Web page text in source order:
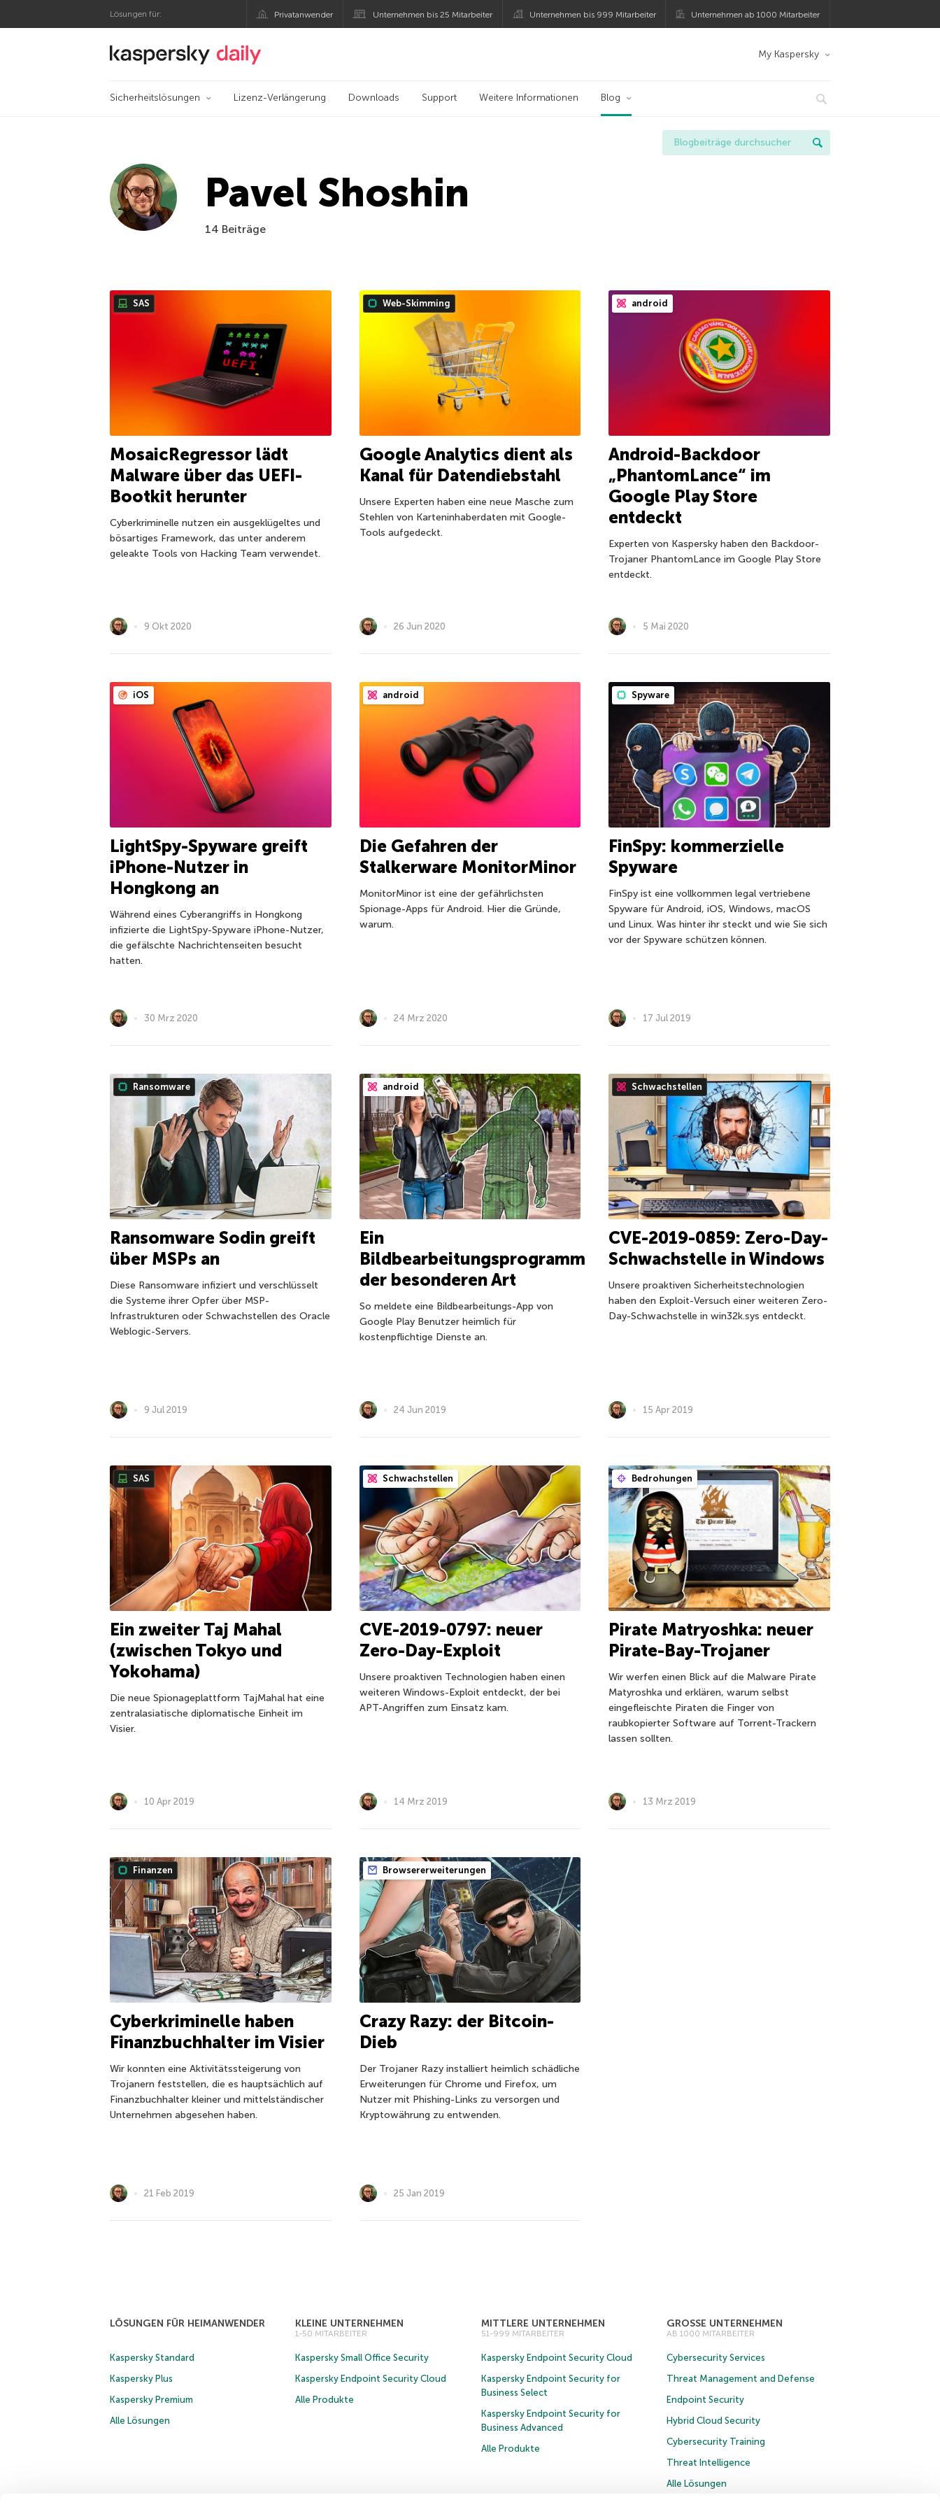
Lösungen für: Privatanwender Unternehmen bis 25 Mitarbeiter Unternehmen bis 999 Mitarbeiter Unternehmen ab 1000 Mitarbeiter
Offizieller Blog von Kaspersky My Kaspersky
Sicherheitslösungen Lizenz-Verlängerung Downloads Support Weitere Informationen Blog
Pavel Shoshin
14 Beiträge
SAS
MosaicRegressor lädt
Malware über das UEFI-
Bootkit herunter
Cyberkriminelle nutzen ein ausgeklügeltes und
bösartiges Framework, das unter anderem
geleakte Tools von Hacking Team verwendet.
9 Okt 2020
Web-Skimming
Google Analytics dient als
Kanal für Datendiebstahl
Unsere Experten haben eine neue Masche zum
Stehlen von Karteninhaberdaten mit Google-
Tools aufgedeckt.
26 Jun 2020
android
Android-Backdoor
„PhantomLance“ im
Google Play Store
entdeckt
Experten von Kaspersky haben den Backdoor-
Trojaner PhantomLance im Google Play Store
entdeckt.
5 Mai 2020
iOS
LightSpy-Spyware greift
iPhone-Nutzer in
Hongkong an
Während eines Cyberangriffs in Hongkong
infizierte die LightSpy-Spyware iPhone-Nutzer,
die gefälschte Nachrichtenseiten besucht
hatten.
30 Mrz 2020
android
Die Gefahren der
Stalkerware MonitorMinor
MonitorMinor ist eine der gefährlichsten
Spionage-Apps für Android. Hier die Gründe,
warum.
24 Mrz 2020
Spyware
FinSpy: kommerzielle
Spyware
FinSpy ist eine vollkommen legal vertriebene
Spyware für Android, iOS, Windows, macOS
und Linux. Was hinter ihr steckt und wie Sie sich
vor der Spyware schützen können.
17 Jul 2019
Ransomware
Ransomware Sodin greift
über MSPs an
Diese Ransomware infiziert und verschlüsselt
die Systeme ihrer Opfer über MSP-
Infrastrukturen oder Schwachstellen des Oracle
Weblogic-Servers.
9 Jul 2019
android
Ein
Bildbearbeitungsprogramm
der besonderen Art
So meldete eine Bildbearbeitungs-App von
Google Play Benutzer heimlich für
kostenpflichtige Dienste an.
24 Jun 2019
Schwachstellen
CVE-2019-0859: Zero-Day-
Schwachstelle in Windows
Unsere proaktiven Sicherheitstechnologien
haben den Exploit-Versuch einer weiteren Zero-
Day-Schwachstelle in win32k.sys entdeckt.
15 Apr 2019
SAS
Ein zweiter Taj Mahal
(zwischen Tokyo und
Yokohama)
Die neue Spionageplattform TajMahal hat eine
zentralasiatische diplomatische Einheit im
Visier.
10 Apr 2019
Schwachstellen
CVE-2019-0797: neuer
Zero-Day-Exploit
Unsere proaktiven Technologien haben einen
weiteren Windows-Exploit entdeckt, der bei
APT-Angriffen zum Einsatz kam.
14 Mrz 2019
Bedrohungen
Pirate Matryoshka: neuer
Pirate-Bay-Trojaner
Wir werfen einen Blick auf die Malware Pirate
Matyroshka und erklären, warum selbst
eingefleischte Piraten die Finger von
raubkopierter Software auf Torrent-Trackern
lassen sollten.
13 Mrz 2019
Finanzen
Cyberkriminelle haben
Finanzbuchhalter im Visier
Wir konnten eine Aktivitätssteigerung von
Trojanern feststellen, die es hauptsächlich auf
Finanzbuchhalter kleiner und mittelständischer
Unternehmen abgesehen haben.
21 Feb 2019
Browsererweiterungen
Crazy Razy: der Bitcoin-
Dieb
Der Trojaner Razy installiert heimlich schädliche
Erweiterungen für Chrome und Firefox, um
Nutzer mit Phishing-Links zu versorgen und
Kryptowährung zu entwenden.
25 Jan 2019
LÖSUNGEN FÜR HEIMANWENDER
Kaspersky Standard
Kaspersky Plus
Kaspersky Premium
Alle Lösungen
KLEINE UNTERNEHMEN
1-50 MITARBEITER
Kaspersky Small Office Security
Kaspersky Endpoint Security Cloud
Alle Produkte
MITTLERE UNTERNEHMEN
51-999 MITARBEITER
Kaspersky Endpoint Security Cloud
Kaspersky Endpoint Security for
Business Select
Kaspersky Endpoint Security for
Business Advanced
Alle Produkte
GROSSE UNTERNEHMEN
AB 1000 MITARBEITER
Cybersecurity Services
Threat Management and Defense
Endpoint Security
Hybrid Cloud Security
Cybersecurity Training
Threat Intelligence
Alle Lösungen